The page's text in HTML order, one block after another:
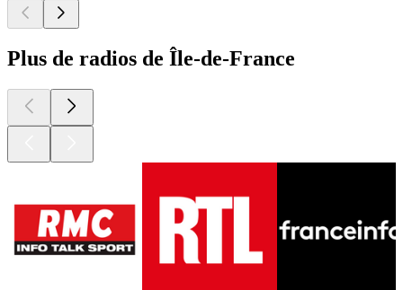
Plus de radios de Île-de-France